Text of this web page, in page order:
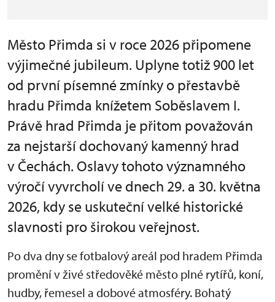
Město Přimda si v roce 2026 připomene
výjimečné jubileum. Uplyne totiž 900 let
od první písemné zmínky o přestavbě
hradu Přimda knížetem Soběslavem I.
Právě hrad Přimda je přitom považován
za nejstarší dochovaný kamenný hrad
v Čechách. Oslavy tohoto významného
výročí vyvrcholí ve dnech 29. a 30. května
2026, kdy se uskuteční velké historické
slavnosti pro širokou veřejnost.
Po dva dny se fotbalový areál pod hradem Přimda
promění v živé středověké město plné rytířů, koní,
hudby, řemesel a dobové atmosféry. Bohatý